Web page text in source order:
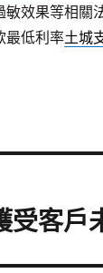
敏效果等相關
最低利率土城
受客戶